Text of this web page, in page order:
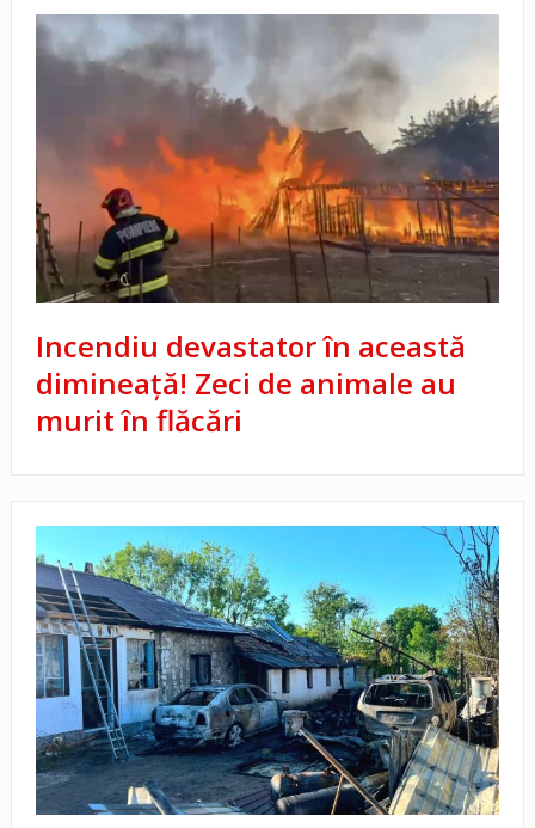
Incendiu devastator în această
dimineață! Zeci de animale au
murit în flăcări